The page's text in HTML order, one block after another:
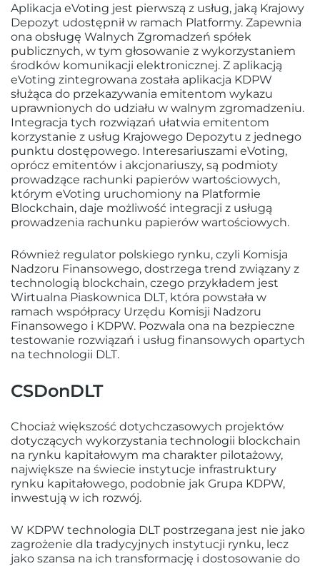
Aplikacja eVoting jest pierwszą z usług, jaką Krajowy
Depozyt udostępnił w ramach Platformy. Zapewnia
ona obsługę Walnych Zgromadzeń spółek
publicznych, w tym głosowanie z wykorzystaniem
środków komunikacji elektronicznej. Z aplikacją
eVoting zintegrowana została aplikacja KDPW
służąca do przekazywania emitentom wykazu
uprawnionych do udziału w walnym zgromadzeniu.
Integracja tych rozwiązań ułatwia emitentom
korzystanie z usług Krajowego Depozytu z jednego
punktu dostępowego. Interesariuszami eVoting,
oprócz emitentów i akcjonariuszy, są podmioty
prowadzące rachunki papierów wartościowych,
którym eVoting uruchomiony na Platformie
Blockchain, daje możliwość integracji z usługą
prowadzenia rachunku papierów wartościowych.
Również regulator polskiego rynku, czyli Komisja
Nadzoru Finansowego, dostrzega trend związany z
technologią blockchain, czego przykładem jest
Wirtualna Piaskownica DLT, która powstała w
ramach współpracy Urzędu Komisji Nadzoru
Finansowego i KDPW. Pozwala ona na bezpieczne
testowanie rozwiązań i usług finansowych opartych
na technologii DLT.
CSDonDLT
Chociaż większość dotychczasowych projektów
dotyczących wykorzystania technologii blockchain
na rynku kapitałowym ma charakter pilotażowy,
największe na świecie instytucje infrastruktury
rynku kapitałowego, podobnie jak Grupa KDPW,
inwestują w ich rozwój.
W KDPW technologia DLT postrzegana jest nie jako
zagrożenie dla tradycyjnych instytucji rynku, lecz
jako szansa na ich transformację i dostosowanie do